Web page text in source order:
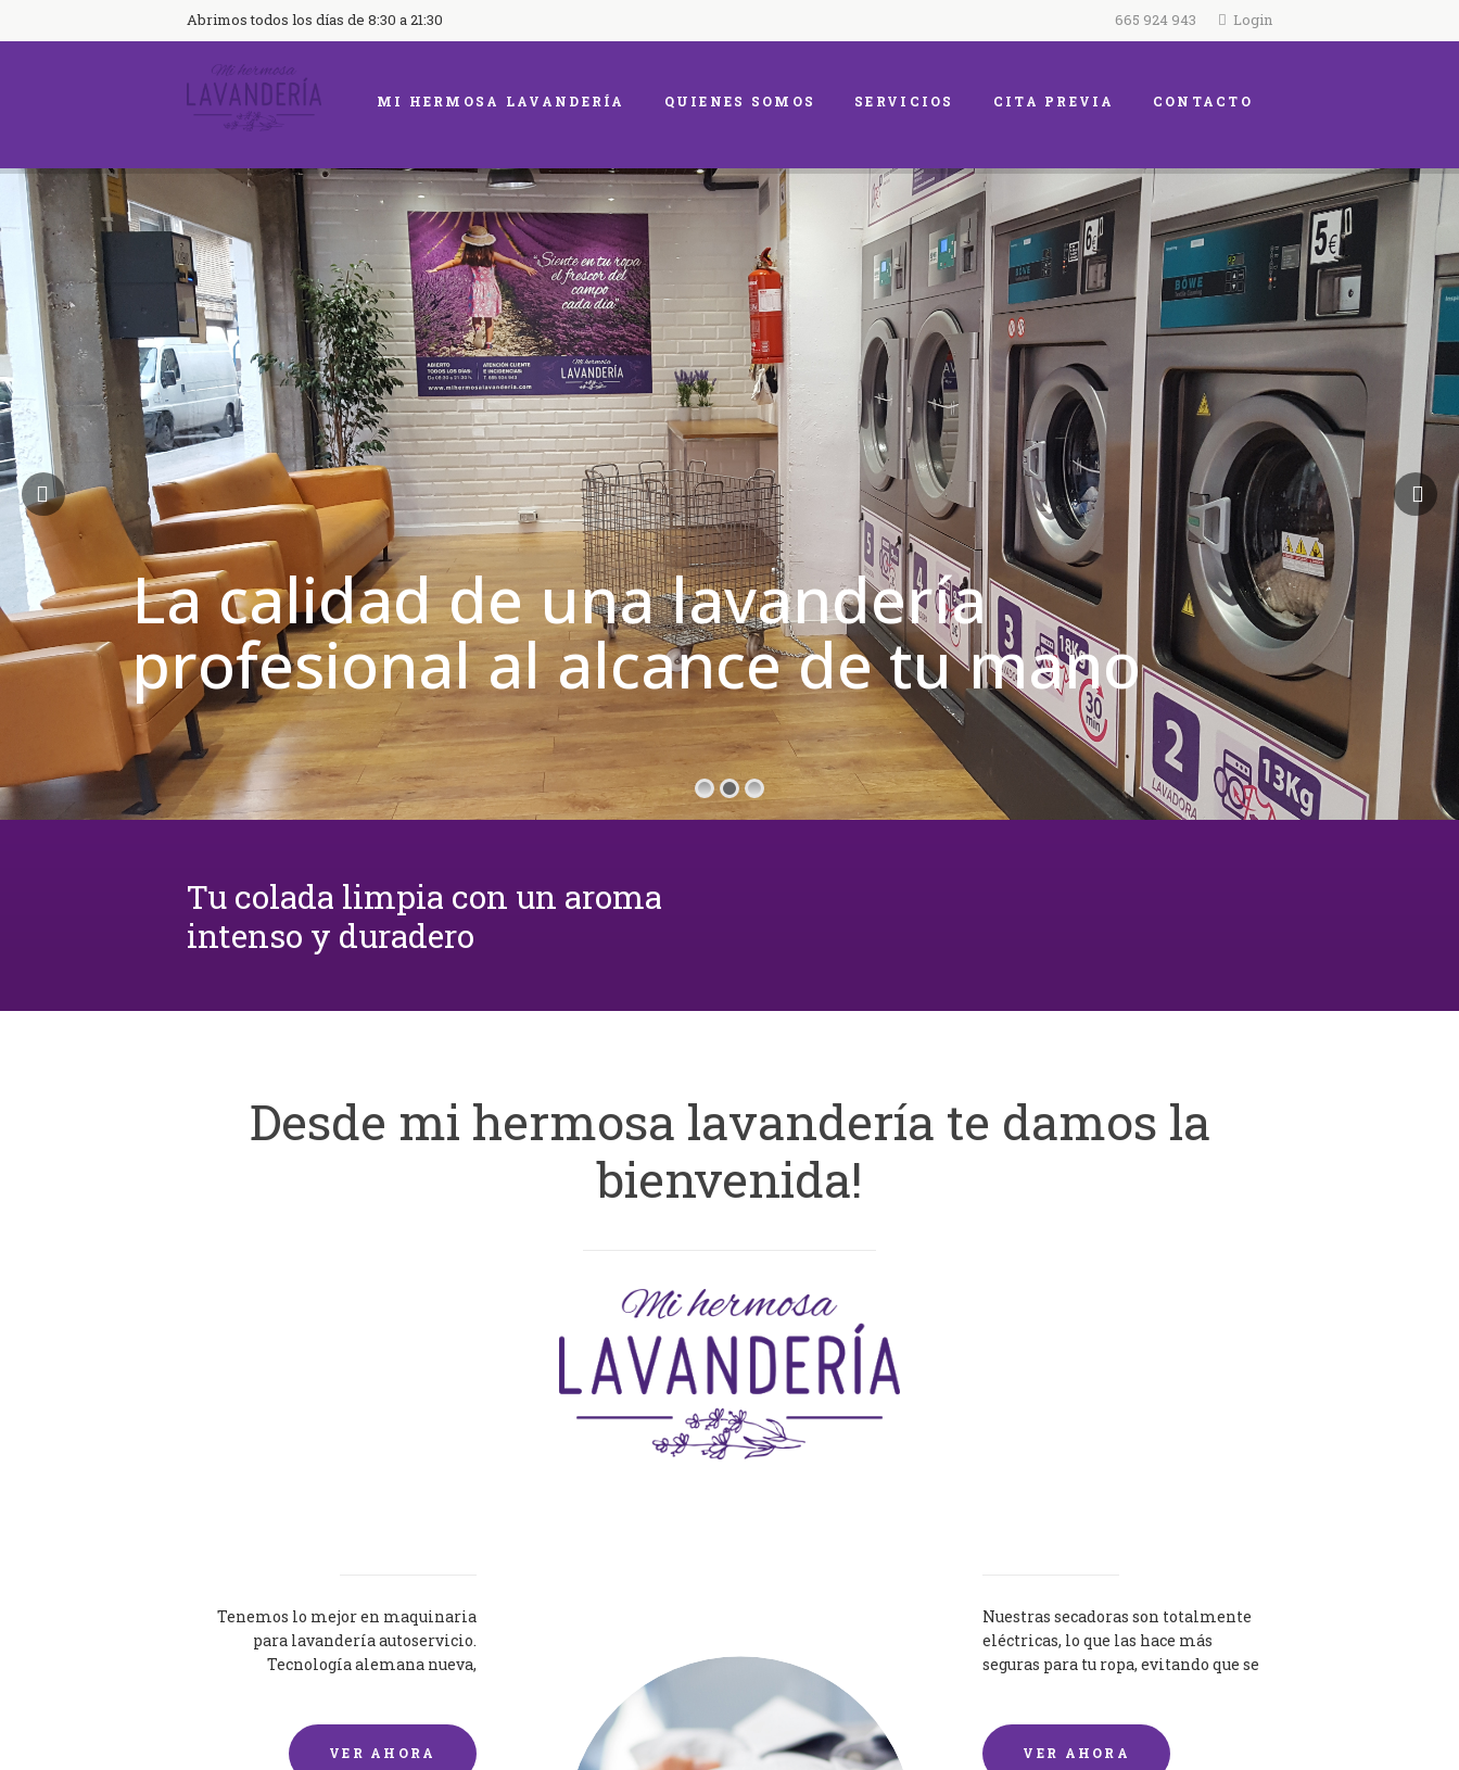
Abrimos todos los días de 8:30 a 21:30 665 924 943 Login
MI HERMOSA LAVANDERÍA QUIENES SOMOS SERVICIOS CITA PREVIA CONTACTO
Siente el frescor del campo cada
Tu colada limpia con un aroma
intenso y duradero
Desde mi hermosa lavandería te damos la
bienvenida!
Tenemos lo mejor en maquinaria
para lavandería autoservicio.
Tecnología alemana nueva,
VER AHORA
Nuestras secadoras son totalmente
eléctricas, lo que las hace más
seguras para tu ropa, evitando que se
VER AHORA